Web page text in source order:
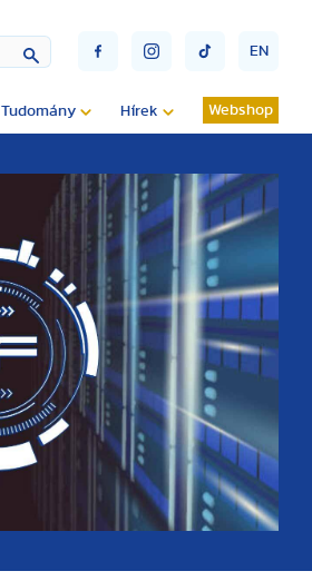
EN
Tudomány Hírek Webshop